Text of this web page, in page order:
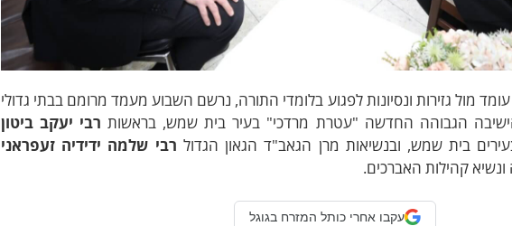
מול גזירות ונסיונות לפגוע בלומדי התורה, נרשם השבוע מעמד מרומם בבתי גדולי
הגבוהה החדשה "עטרת מרדכי" בעיר בית שמש, בראשות רבי יעקב ביטון
בית שמש, ובנשיאות מרן הגאב"ד הגאון הגדול רבי שלמה ידידיה זעפראני
קהילות האברכים.
עקבו אחרי כותל המזרח בגוגל